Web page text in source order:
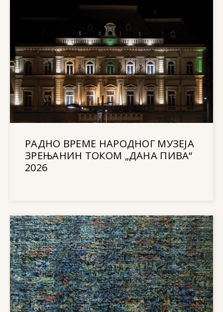
РАДНО ВРЕМЕ НАРОДНОГ МУЗЕЈА
ЗРЕЊАНИН ТОКОМ „ДАНА ПИВА“
2026